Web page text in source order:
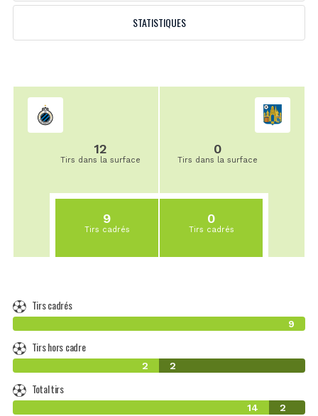
STATISTIQUES
12
Tirs dans la surface
9
Tirs cadrés
0
Tirs dans la surface
0
Tirs cadrés
Tirs cadrés
9
Tirs hors cadre
2 2
Total tirs
14 2